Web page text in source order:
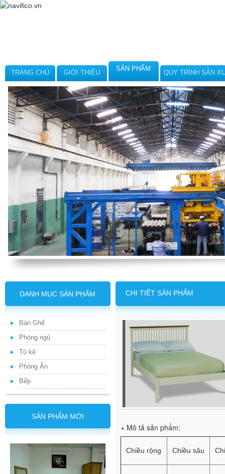
TRANG CHỦ GIỚI THIỆU
SẢN PHẨM
QUY TRÌNH SẢN
DANH MỤC SẢN PHẨM
Bàn Ghế
Phòng ngủ
Tủ kệ
Phòng Ăn
Bếp
SẢN PHẨM MỚI
CHI TIẾT SẢN PHẨM
+ Mô tả sản phẩm:
Chiều rộng Chiều sâu